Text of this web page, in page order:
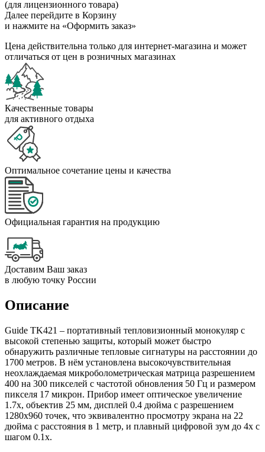
(для лицензионного товара)
Далее перейдите в Корзину
и нажмите на «Оформить заказ»
Цена действительна только для интернет-магазина и может
отличаться от цен в розничных магазинах
Качественные товары
для активного отдыха
Оптимальное сочетание цены и качества
Официальная гарантия на продукцию
Доставим Ваш заказ
в любую точку России
Описание
Guide TK421 – портативный тепловизионный монокуляр с
высокой степенью защиты, который может быстро
обнаружить различные тепловые сигнатуры на расстоянии до
1700 метров. В нём установлена высокочувствительная
неохлаждаемая микроболометрическая матрица разрешением
400 на 300 пикселей с частотой обновления 50 Гц и размером
пикселя 17 микрон. Прибор имеет оптическое увеличение
1.7х, объектив 25 мм, дисплей 0.4 дюйма с разрешением
1280x960 точек, что эквивалентно просмотру экрана на 22
дюйма с расстояния в 1 метр, и плавный цифровой зум до 4х с
шагом 0.1х.